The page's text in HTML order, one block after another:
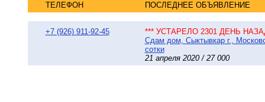
ТЕЛЕФОН ПОСЛЕДНЕЕ ОБЪЯВЛЕНИЕ
+7 (926) 911-92-45
*** УСТАРЕЛО 2301 ДЕНЬ
Сдам дом, Сыктывкар г.,
сотки
21 апреля 2020 / 27 000